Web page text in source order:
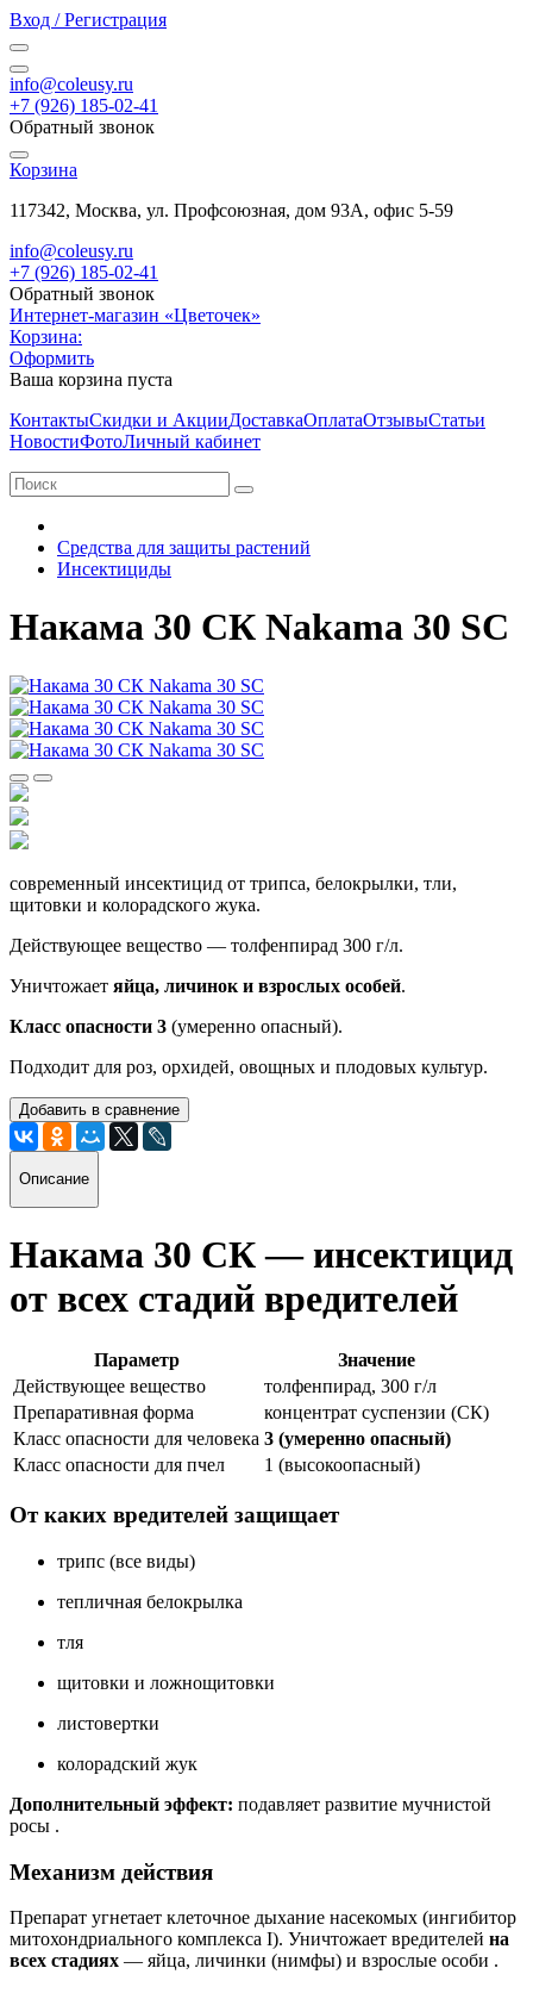
Вход / Регистрация
info@coleusy.ru
+7 (926) 185-02-41
Обратный звонок
Корзина
117342, Москва, ул. Профсоюзная, дом 93А, офис 5-59
info@coleusy.ru
+7 (926) 185-02-41
Обратный звонок
Интернет-магазин «Цветочек»
Корзина:
Оформить
Ваша корзина пуста
КонтактыСкидки и АкцииДоставкаОплатаОтзывыСтатьи
НовостиФотоЛичный кабинет
Средства для защиты растений
Инсектициды
Накама 30 СК Nakama 30 SC
современный инсектицид от трипса, белокрылки, тли,
щитовки и колорадского жука.
Действующее вещество — толфенпирад 300 г/л.
Уничтожает яйца, личинок и взрослых особей.
Класс опасности 3 (умеренно опасный).
Подходит для роз, орхидей, овощных и плодовых культур.
Добавить в сравнение
Описание
Накама 30 СК — инсектицид
от всех стадий вредителей
Параметр
Значение
Действующее вещество
толфенпирад, 300 г/л
Препаративная форма
концентрат суспензии (СК)
Класс опасности для человека 3 (умеренно опасный)
Класс опасности для пчел
1 (высокоопасный)
От каких вредителей защищает
трипс (все виды)
тепличная белокрылка
тля
щитовки и ложнощитовки
листовертки
колорадский жук
Дополнительный эффект: подавляет развитие мучнистой
росы .
Механизм действия
Препарат угнетает клеточное дыхание насекомых (ингибитор
митохондриального комплекса I). Уничтожает вредителей на
всех стадиях — яйца, личинки (нимфы) и взрослые особи .